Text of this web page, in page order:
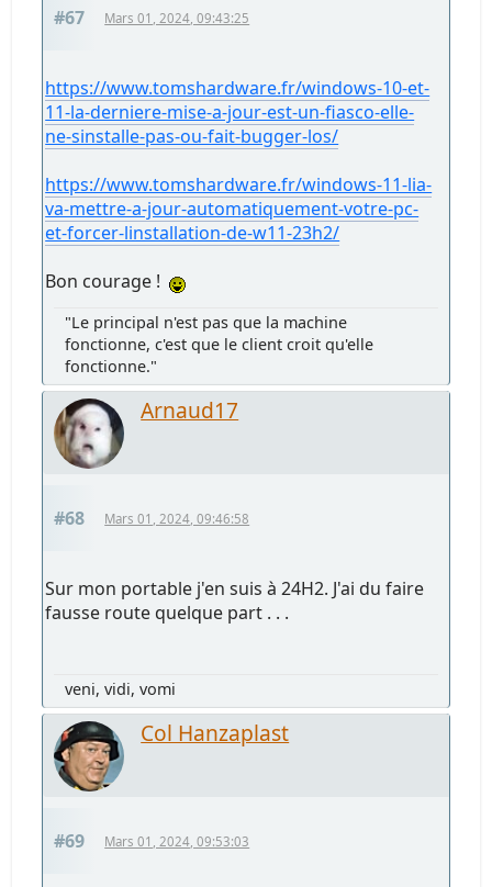
#67 Mars 01, 2024, 09:43:25
https://www.tomshardware.fr/windows-10-et-
11-la-derniere-mise-a-jour-est-un-fiasco-elle-
ne-sinstalle-pas-ou-fait-bugger-los/
https://www.tomshardware.fr/windows-11-lia-
va-mettre-a-jour-automatiquement-votre-pc-
et-forcer-linstallation-de-w11-23h2/
Bon courage !
"Le principal n'est pas que la machine
fonctionne, c'est que le client croit qu'elle
fonctionne."
Arnaud17
#68 Mars 01, 2024, 09:46:58
Sur mon portable j'en suis à 24H2. J'ai du faire
fausse route quelque part . . .
veni, vidi, vomi
Col Hanzaplast
#69 Mars 01, 2024, 09:53:03